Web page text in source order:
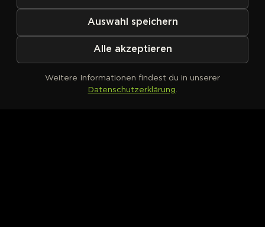
Kein Produkt definiert
Auswahl speichern
Alle akzeptieren
Weitere Informationen findest du in unserer
Datenschutzerklärung